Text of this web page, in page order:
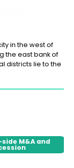
in the west of
the east bank of
districts lie to the
M&A and